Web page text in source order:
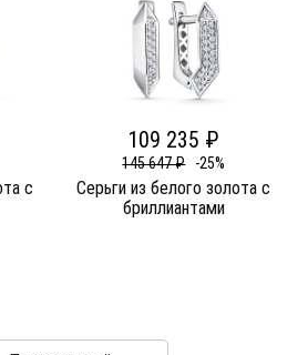
c
109 235 ₽
145 647 ₽ -25%
Серьги из белого золота c
бриллиантами